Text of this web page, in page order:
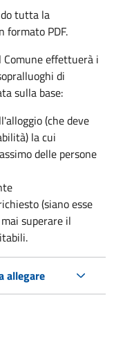
tutta la
formato PDF.
effettuerà i
di
sulla base:
(che deve
la cui
delle persone
(siano esse
superare il
allegare